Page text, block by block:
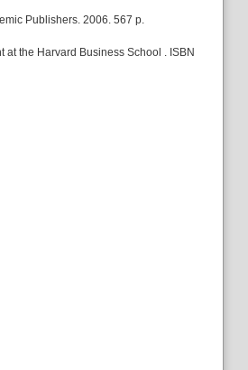
Publishers. 2006. 567 p.
the Harvard Business School . ISBN